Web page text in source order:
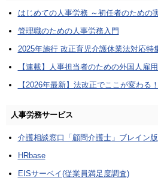
はじめての人事労務 ～初任者のための
管理職のための人事労務入門
2025年施行 改正育児介護休業法対応特
【連載】人事担当者のための外国人雇
【2026年最新】法改正でここが変わる
人事労務サービス
介護相談窓口「顧問介護士」ブレイン版
HRbase
EISサーベイ(従業員満足度調査)